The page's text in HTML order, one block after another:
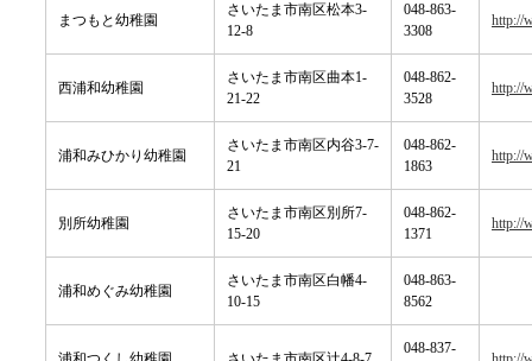
まつもと幼稚園
さいたま市南区松本3-
12-8
048-863-
3308
http://
西浦和幼稚園
さいたま市南区曲本1-
21-22
048-862-
3528
http://
浦和みひかり幼稚園
さいたま市南区内谷3-7-
21
048-862-
1863
http://
別所幼稚園
さいたま市南区別所7-
15-20
048-862-
1371
http://
浦和めぐみ幼稚園
さいたま市南区白幡4-
10-15
048-863-
8562
048-837-